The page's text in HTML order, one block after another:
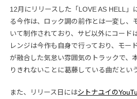
12月にリリースした「LOVE AS HELL」
る今作は、ロック調の前作とは一変し、
いて制作されており、サビ以外にコード
レンジは今作も自身で行っており、モー
が融合した気怠い雰囲気のトラックで、
りきれないことに葛藤している曲だという
また、リリース日にはシトナユイの